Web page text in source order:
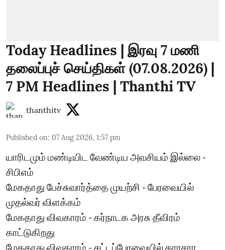
Today Headlines | இரவு 7 மணி
தலைப்புச் செய்திகள் (07.08.2026) |
7 PM Headlines | Thanthi TV
thanthitv
Published on: 07 Aug 2026, 1:57 pm
யாரிடமும் மண்டியிட வேண்டிய அவசியம் இல்லை -
சிபிஎம்
மேகதாது பேச்சுவார்த்தை முயற்சி - பேரவையில்
முதல்வர் விளக்கம்
மேகதாது விவகாரம் - கர்நாடக அரசு தீவிரம்
காட்டுகிறது
மேகதாது விவகாரம் - சட்டப்பேரவையில் காரசார